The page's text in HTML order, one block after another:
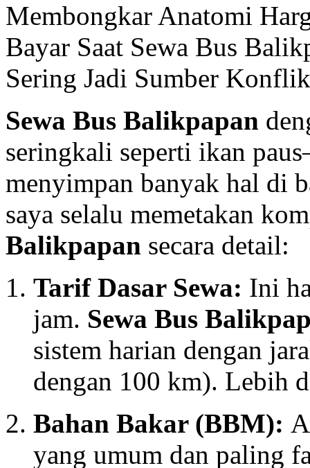
Membongkar Anatomi
Bayar Saat Sewa Bus
Sering Jadi Sumber Konflik
Sewa Bus Balikpapan
seringkali seperti ikan
menyimpan banyak hal di
saya selalu memetakan
Balikpapan secara detail:
Tarif Dasar Sewa: Ini
jam. Sewa Bus
sistem harian dengan
dengan 100 km). Lebih
Bahan Bakar (BBM):
yang umum dan paling